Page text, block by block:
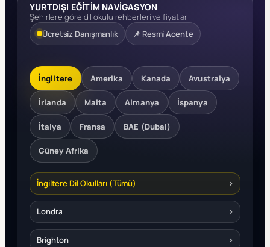
YURTDIŞI EĞİTİM NAVİGASYON
Şehirlere göre dil okulu rehberleri ve fiyatlar
Ücretsiz Danışmanlık
📌 Resmi Acente
İngiltere Amerika Kanada Avustralya
İrlanda Malta Almanya İspanya
İtalya Fransa BAE (Dubai)
Güney Afrika
İngiltere Dil Okulları (Tümü) ›
Londra ›
Brighton ›